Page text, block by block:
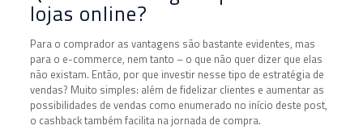
lojas online?
Para o comprador as vantagens são bastante evidentes, mas
para o e-commerce, nem tanto – o que não quer dizer que elas
não existam. Então, por que investir nesse tipo de estratégia de
vendas? Muito simples: além de fidelizar clientes e aumentar as
possibilidades de vendas como enumerado no início deste post,
o cashback também facilita na jornada de compra.